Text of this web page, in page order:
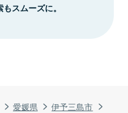
愛媛県
伊予三島市
スムーズに。